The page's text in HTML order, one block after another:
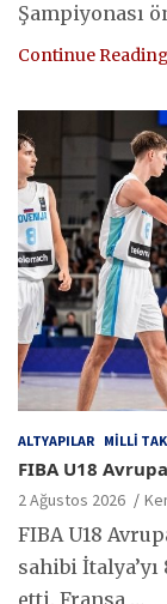
Şampiyonası
Continue Reading
ALTYAPILAR MILLI
FIBA U18
2 Ağustos 2026
FIBA U18
sahibi
etti. Fransa,…